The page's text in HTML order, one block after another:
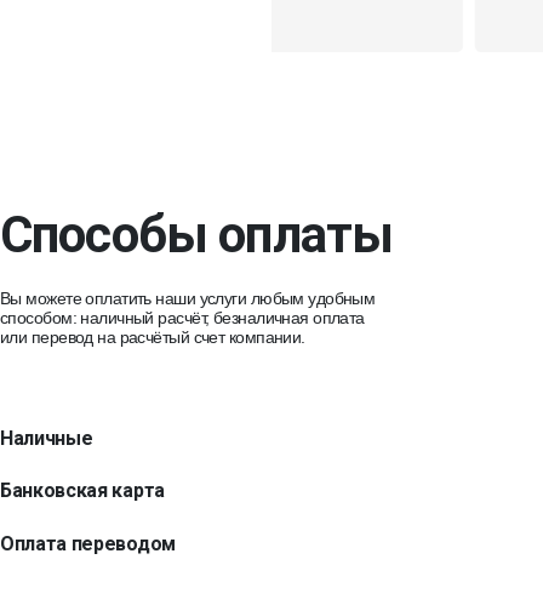
Способы оплаты
Вы можете оплатить наши услуги любым удобным
способом: наличный расчёт, безналичная оплата
или перевод на расчётый счет компании.
Наличные
Банковская карта
Оплата переводом